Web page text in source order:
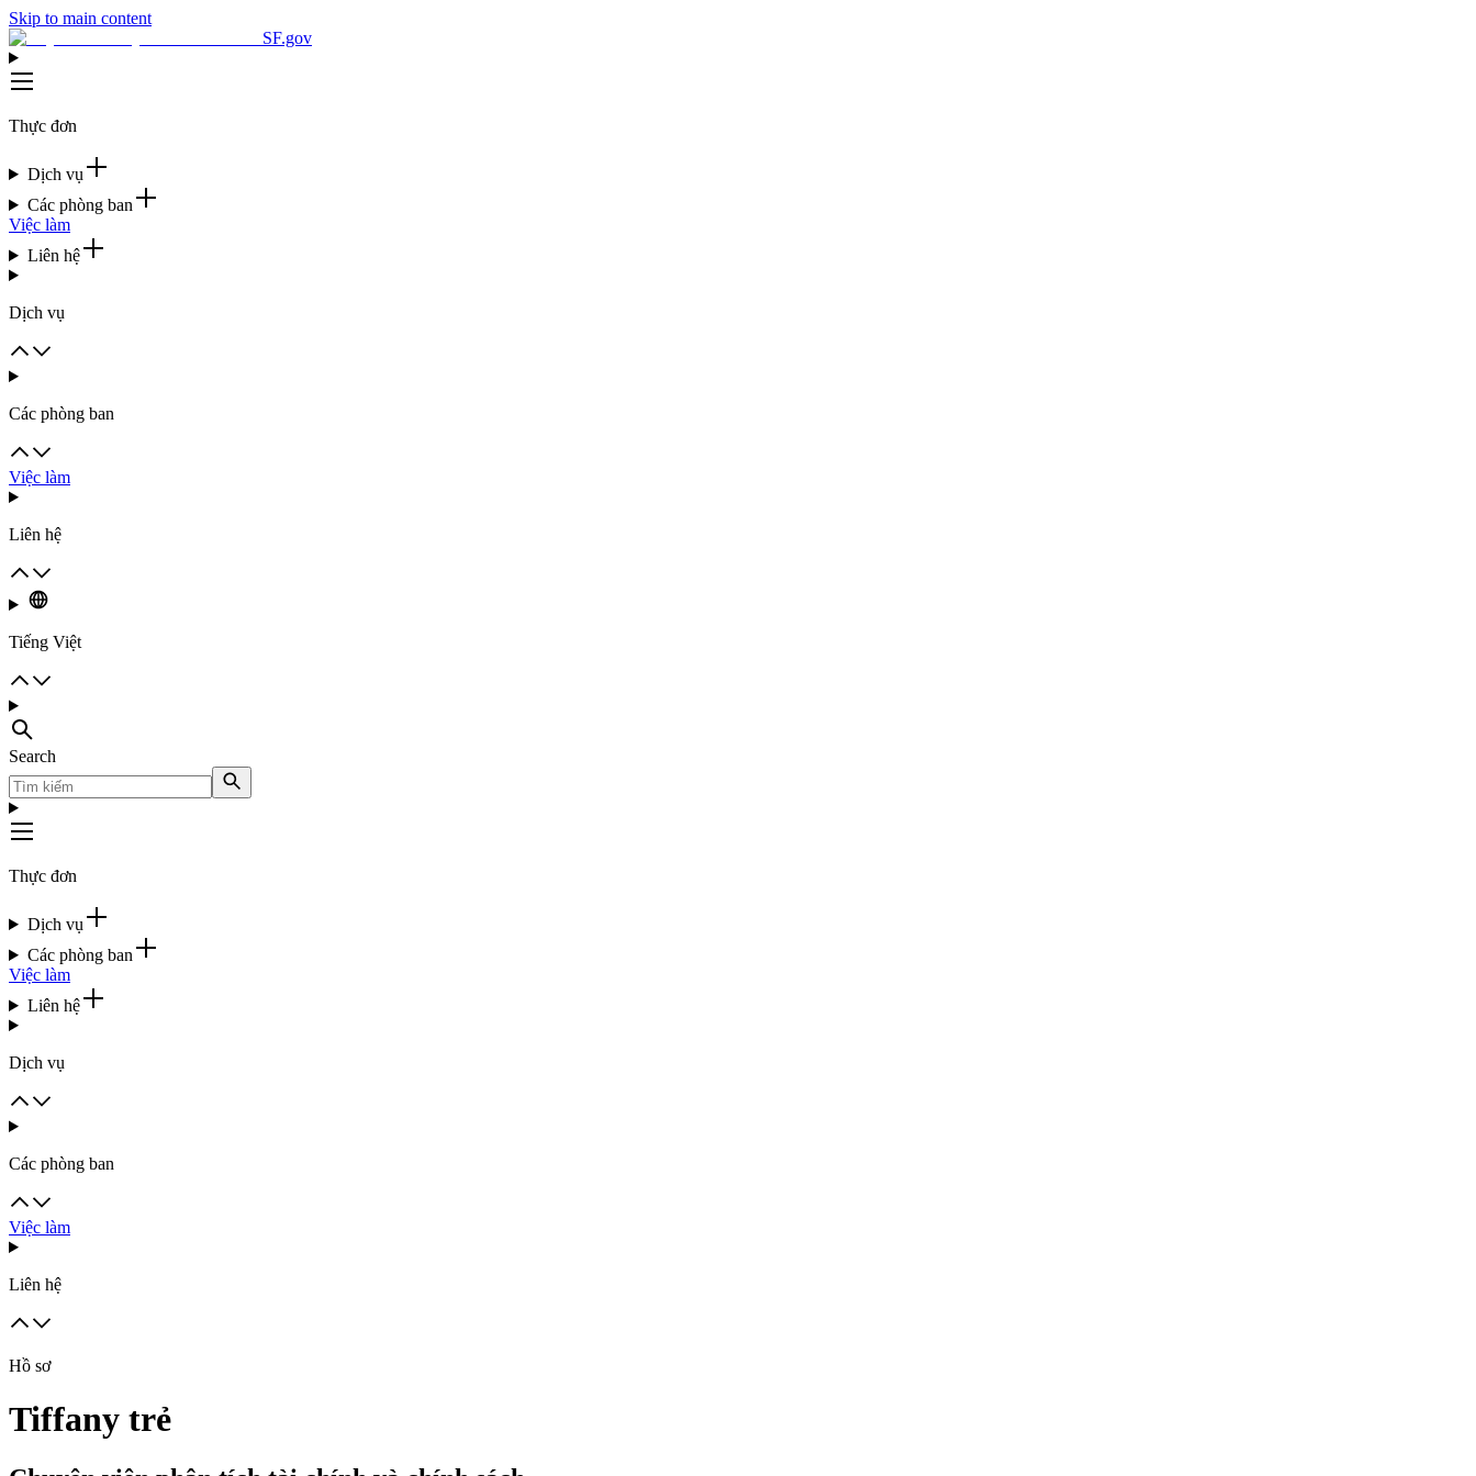
Skip to main content
SF.gov
Thực đơn
Dịch vụ
Các phòng ban
Việc làm
Liên hệ
Dịch vụ
Các phòng ban
Việc làm
Liên hệ
Tiếng Việt
Search
Thực đơn
Dịch vụ
Các phòng ban
Việc làm
Liên hệ
Dịch vụ
Các phòng ban
Việc làm
Liên hệ
Hồ sơ
Tiffany trẻ